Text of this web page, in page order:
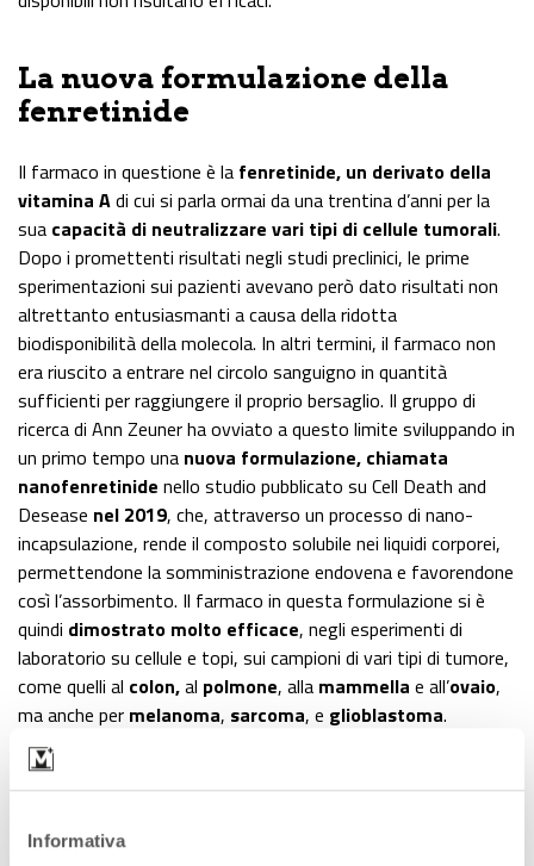
Informativa
La nuova formulazione della
fenretinide
Il farmaco in questione è la fenretinide, un derivato della
vitamina Adi cui si parla ormai da una trentina d’anni per la
sua capacità di neutralizzare vari tipi di cellule tumorali.
Dopo i promettenti risultati negli studi preclinici, le prime
sperimentazioni sui pazienti avevano però dato risultati non
altrettanto entusiasmanti a causa della ridotta
biodisponibilità della molecola. In altri termini, il farmaco non
era riuscito a entrare nel circolo sanguigno in quantità
sufficienti per raggiungere il proprio bersaglio. Il gruppo di
ricerca di Ann Zeuner ha ovviato a questo limite sviluppando in
un primo tempo una nuova formulazione, chiamata
nanofenretinide nello studio pubblicato su Cell Death and
Desease nel 2019, che, attraverso un processo di nano-
incapsulazione, rende il composto solubile nei liquidi corporei,
permettendone la somministrazione endovena e favorendone
così l’assorbimento. Il farmaco in questa formulazione si è
quindi dimostrato molto efficace, negli esperimenti di
laboratorio su cellule e topi, sui campioni di vari tipi di tumore,
come quelli al colon,al polmone, alla mammella e all’ovaio,
ma anche per melanoma, sarcoma, e glioblastoma.
L’ulteriore progresso e le
metastasi del tumore al seno